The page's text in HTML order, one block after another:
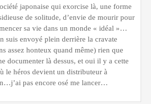
japonaise qui exorcise là, une forme
de solitude, d’envie de mourir pour
sa vie dans un monde « idéal »…
suis envoyé plein derrière la cravate
assez honteux quand même) rien que
documenter là dessus, et oui il y a cette
le héros devient un distributeur à
pas encore osé me lancer…